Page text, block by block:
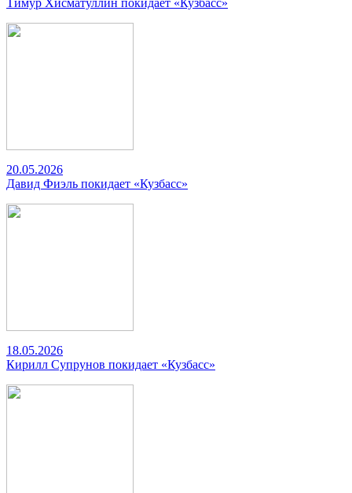
Тимур Хисматуллин покидает «Кузбасс»
20.05.2026
Давид Фиэль покидает «Кузбасс»
18.05.2026
Кирилл Супрунов покидает «Кузбасс»